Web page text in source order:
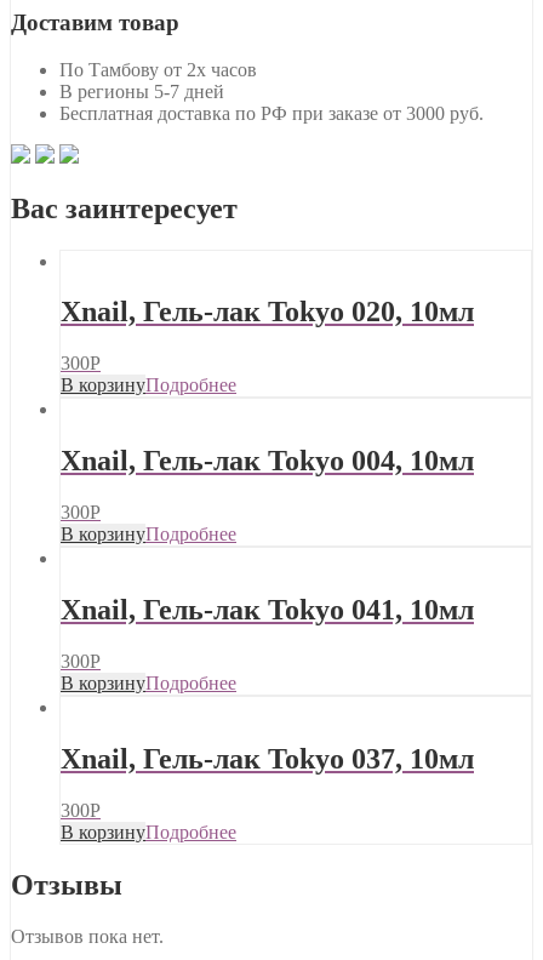
Доставим товар
По Тамбову от 2х часов
В регионы 5-7 дней
Бесплатная доставка по РФ при заказе от 3000 руб.
Вас заинтересует
Xnail, Гель-лак Tokyo 020, 10мл
300Р
В корзинуПодробнее
Xnail, Гель-лак Tokyo 004, 10мл
300Р
В корзинуПодробнее
Xnail, Гель-лак Tokyo 041, 10мл
300Р
В корзинуПодробнее
Xnail, Гель-лак Tokyo 037, 10мл
300Р
В корзинуПодробнее
Отзывы
Отзывов пока нет.